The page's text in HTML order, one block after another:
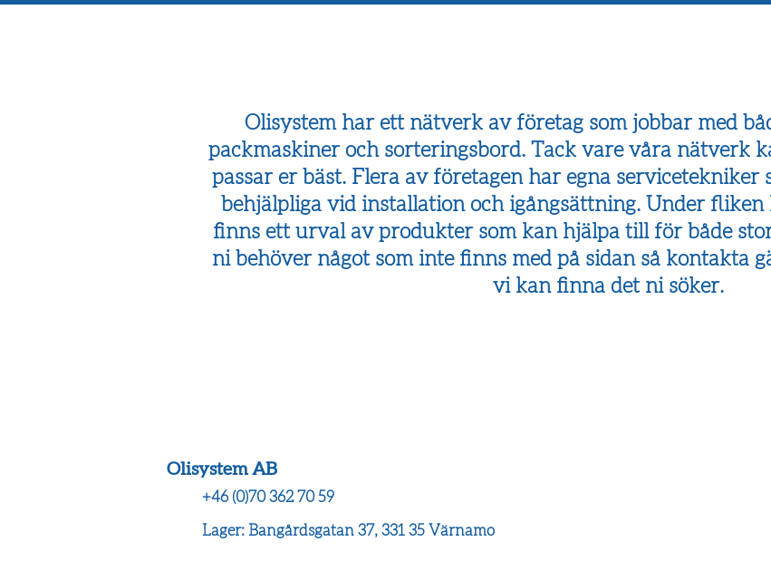
Olisystem har ett nätverk av företag som jobbar med
packmaskiner och sorteringsbord. Tack vare våra nätverk
passar er bäst. Flera av företagen har egna servicetekniker
behjälpliga vid installation och igångsättning. Under
finns ett urval av produkter som kan hjälpa till för både
ni behöver något som inte finns med på sidan så kontakta
vi kan finna det ni söker.
Olisystem AB
+46 (0)70 362 70 59
Lager: Bangårdsgatan 37, 331 35 Värnamo